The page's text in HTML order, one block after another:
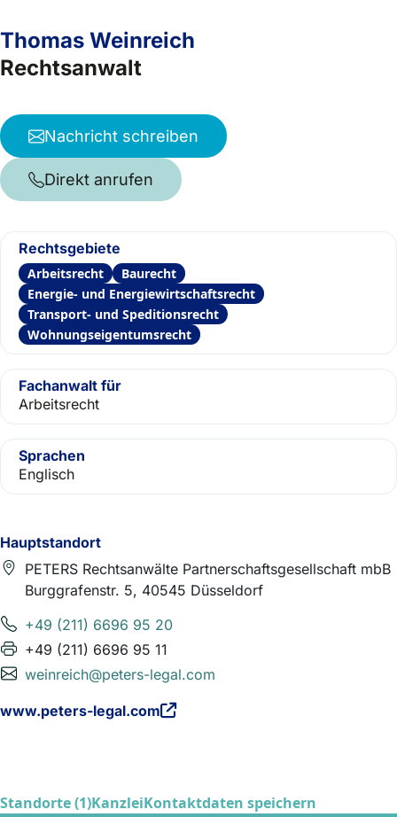
Hauptstandort
PETERS Rechtsanwälte Partnerschaftsgesellschaft mbB
Burggrafenstr. 5, 40545 Düsseldorf
+49 (211) 6696 95 20
+49 (211) 6696 95 11
weinreich@peters-legal.com
www.peters-legal.com
Thomas Weinreich
Rechtsanwalt
Nachricht schreiben
Direkt anrufen
Rechtsgebiete
Arbeitsrecht
Baurecht
Energie- und Energiewirtschaftsrecht
Transport- und Speditionsrecht
Wohnungseigentumsrecht
Fachanwalt für
Arbeitsrecht
Sprachen
Englisch
Standorte (1)KanzleiKontaktdaten speichern